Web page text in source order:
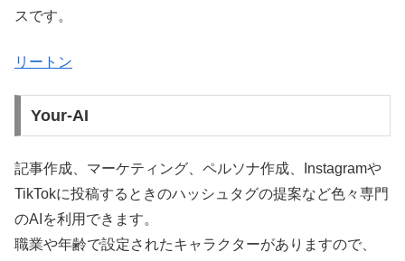
スです。
リートン
Your-AI
記事作成、マーケティング、ペルソナ作成、Instagramや
TikTokに投稿するときのハッシュタグの提案など色々専門
のAIを利用できます。
職業や年齢で設定されたキャラクターがありますので、